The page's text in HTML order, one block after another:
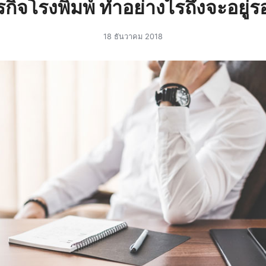
กิจโรงพิมพ์ ทำอย่างไรถึงจะอยู่ร
18 ธันวาคม 2018